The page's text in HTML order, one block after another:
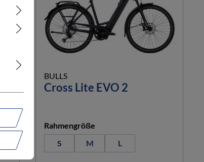
BULLS
Cross Lite EVO 2
Rahmengröße
S
M L